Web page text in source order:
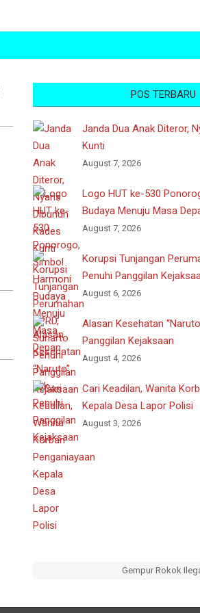
POS TERBARU
Janda Dua Anak Diteror,
Kunti
August 7, 2026
Logo HUT ke-530
Budaya Menuju Masa
August 7, 2026
Korupsi Tunjangan
Penuhi Panggilan
August 6, 2026
Alasan Kesehatan
Panggilan Kejaksaan
August 4, 2026
Cari Keadilan, Wanita
Kepala Desa Lapor Polisi
August 3, 2026
Gempur Rokok